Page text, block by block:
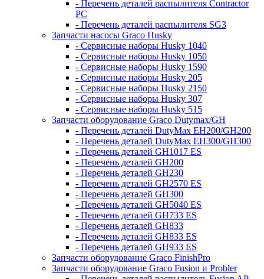
- Перечень деталей распылителя Contractor
PC
- Перечень деталей распылителя SG3
Запчасти насосы Graco Husky
- Сервисные наборы Husky 1040
- Сервисные наборы Husky 1050
- Сервисные наборы Husky 1590
- Сервисные наборы Husky 205
- Сервисные наборы Husky 2150
- Сервисные наборы Husky 307
- Сервисные наборы Husky 515
Запчасти оборудование Graco Dutymax/GH
- Перечень деталей DutyMax EH200/GH200
- Перечень деталей DutyMax EH300/GH300
- Перечень деталей GH1017 ES
- Перечень деталей GH200
- Перечень деталей GH230
- Перечень деталей GH2570 ES
- Перечень деталей GH300
- Перечень деталей GH5040 ES
- Перечень деталей GH733 ES
- Перечень деталей GH833
- Перечень деталей GH833 ES
- Перечень деталей GH933 ES
Запчасти оборудование Graco FinishPro
Запчасти оборудование Graco Fusion и Probler